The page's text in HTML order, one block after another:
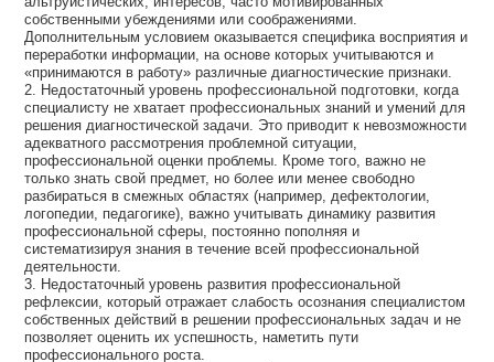
собственными убеждениями или соображениями.
Дополнительным условием оказывается специфика восприятия и
переработки информации, на основе которых учитываются и
«принимаются в работу» различные диагностические признаки.
2. Недостаточный уровень профессиональной подготовки, когда
специалисту не хватает профессиональных знаний и умений для
решения диагностической задачи. Это приводит к невозможности
адекватного рассмотрения проблемной ситуации,
профессиональной оценки проблемы. Кроме того, важно не
только знать свой предмет, но более или менее свободно
разбираться в смежных областях (например, дефектологии,
логопедии, педагогике), важно учитывать динамику развития
профессиональной сферы, постоянно пополняя и
систематизируя знания в течение всей профессиональной
деятельности.
3. Недостаточный уровень развития профессиональной
рефлексии, который отражает слабость осознания специалистом
собственных действий в решении профессиональных задач и не
позволяет оценить их успешность, наметить пути
профессионального роста.